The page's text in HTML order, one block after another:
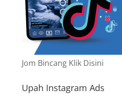
Jom Bincang Klik Disini
Upah Instagram Ads